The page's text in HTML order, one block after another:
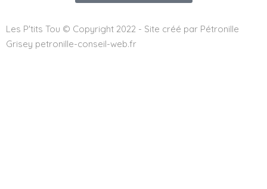
Les P'tits Tou © Copyright 2022 - Site créé par Pétronille
Grisey petronille-conseil-web.fr